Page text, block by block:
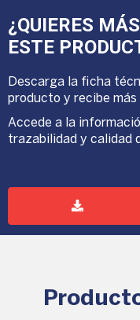
¿QUIERES
ESTE
Descarga la ficha
producto y recibe
Accede a la
trazabilidad y calidad